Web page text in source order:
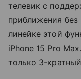
телевик с
приближения
линейке этой
iPhone 15 Pro
только 3-